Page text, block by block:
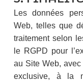
Les données
Web, telles que
traitement selon
le RGPD pour
au Site Web,
exclusive, à la